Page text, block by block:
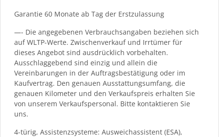
Garantie 60 Monate ab Tag der Erstzulassung
—- Die angegebenen Verbrauchsangaben beziehen sich
auf WLTP-Werte. Zwischenverkauf und Irrtümer für
dieses Angebot sind ausdrücklich vorbehalten.
Ausschlaggebend sind einzig und allein die
Vereinbarungen in der Auftragsbestätigung oder im
Kaufvertrag. Den genauen Ausstattungsumfang, die
genauen Kilometer und den Verkaufspreis erhalten Sie
von unserem Verkaufspersonal. Bitte kontaktieren Sie
uns.
4-türig, Assistenzsysteme: Ausweichassistent (ESA),